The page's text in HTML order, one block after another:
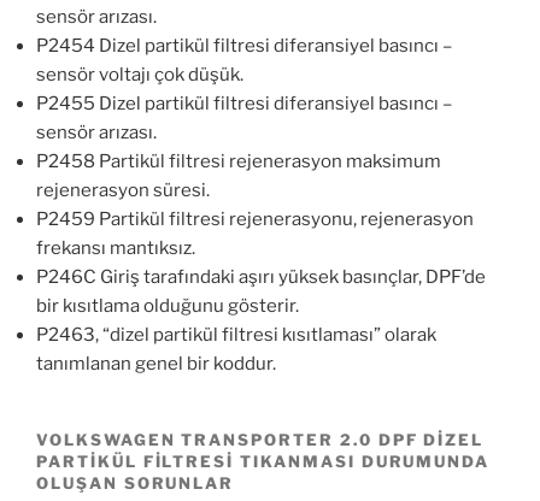
sensör arızası.
P2454 Dizel partikül filtresi diferansiyel basıncı –
sensör voltajı çok düşük.
P2455 Dizel partikül filtresi diferansiyel basıncı –
sensör arızası.
P2458 Partikül filtresi rejenerasyon maksimum
rejenerasyon süresi.
P2459 Partikül filtresi rejenerasyonu, rejenerasyon
frekansı mantıksız.
P246C Giriş tarafındaki aşırı yüksek basınçlar, DPF’de
bir kısıtlama olduğunu gösterir.
P2463, “dizel partikül filtresi kısıtlaması” olarak
tanımlanan genel bir koddur.
VOLKSWAGEN TRANSPORTER 2.0 DPF DIZEL
PARTIKÜL FILTRESI TIKANMASI DURUMUNDA
OLUŞAN SORUNLAR